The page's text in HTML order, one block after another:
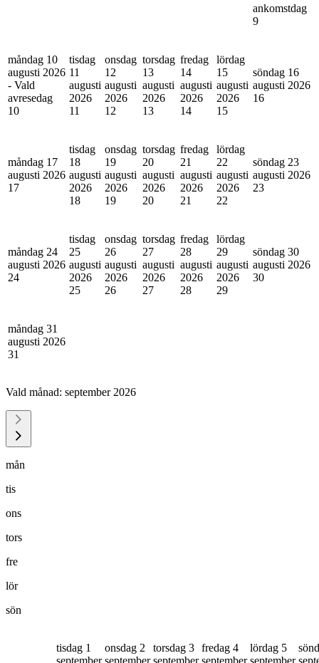
ankomstdag
9
måndag 10
augusti 2026
- Vald
avresedag
10
tisdag
11
augusti
2026
11
onsdag
12
augusti
2026
12
torsdag
13
augusti
2026
13
fredag
14
augusti
2026
14
lördag
15
augusti
2026
15
söndag 16
augusti 2026
16
måndag 17
augusti 2026
17
tisdag
18
augusti
2026
18
onsdag
19
augusti
2026
19
torsdag
20
augusti
2026
20
fredag
21
augusti
2026
21
lördag
22
augusti
2026
22
söndag 23
augusti 2026
23
måndag 24
augusti 2026
24
tisdag
25
augusti
2026
25
onsdag
26
augusti
2026
26
torsdag
27
augusti
2026
27
fredag
28
augusti
2026
28
lördag
29
augusti
2026
29
söndag 30
augusti 2026
30
måndag 31
augusti 2026
31
Vald månad: september 2026
mån
tis
ons
tors
fre
lör
sön
tisdag 1
september
onsdag 2
september
torsdag 3
september
fredag 4
september
lördag 5
september